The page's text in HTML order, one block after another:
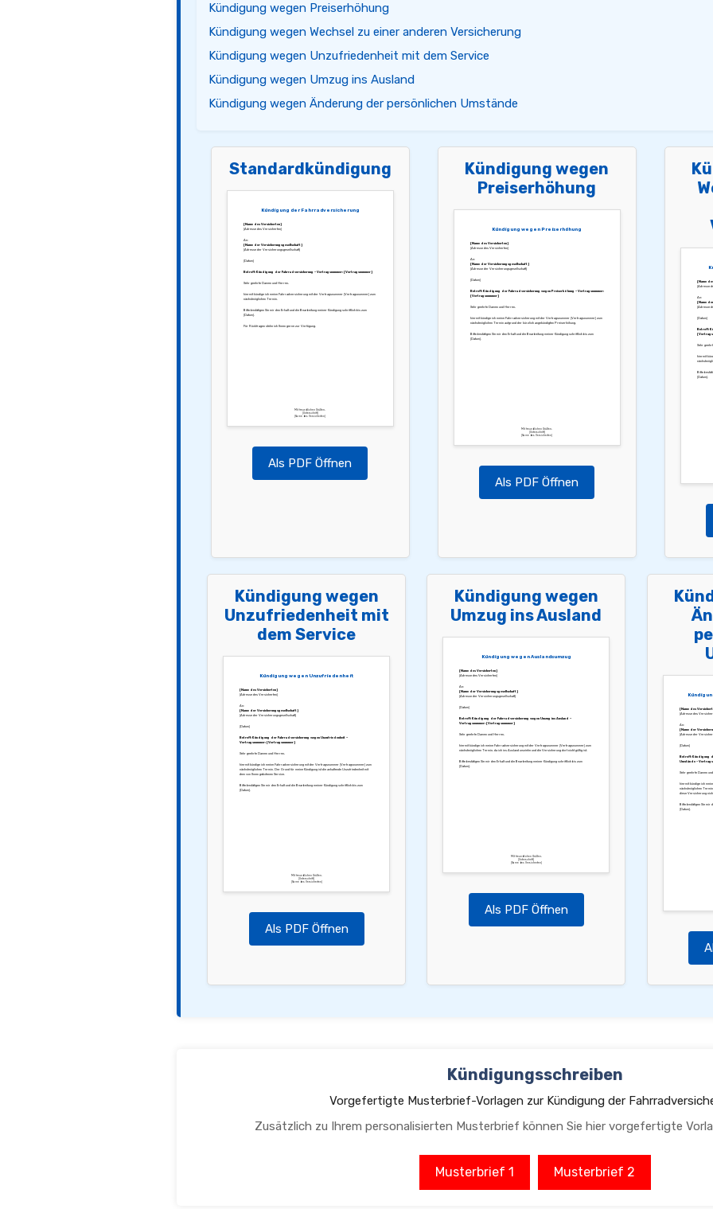
Kündigung wegen Preiserhöhung
Kündigung wegen Wechsel zu einer anderen Versicherung
Kündigung wegen Unzufriedenheit mit dem Service
Kündigung wegen Umzug ins Ausland
Kündigung wegen Änderung der persönlichen Umstände
Standardkündigung
Kündigung der Fahrradversicherung
[Name des Versicherten]
[Adresse des Versicherten]
An:
[Name der Versicherungsgesellschaft]
[Adresse der Versicherungsgesellschaft]
[Datum]
Betreff: Kündigung der Fahrradversicherung – Vertragsnummer: [Vertragsnummer]
Sehr geehrte Damen und Herren,
hiermit kündige ich meine Fahrradversicherung mit der Vertragsnummer [Vertragsnummer] zum
nächstmöglichen Termin.
Bitte bestätigen Sie mir den Erhalt und die Bearbeitung meiner Kündigung schriftlich bis zum
[Datum].
Für Rückfragen stehe ich Ihnen gerne zur Verfügung.
Mit freundlichen Grüßen,
[Unterschrift]
[Name des Versicherten]
Als PDF Öffnen
Kündigung wegen
Preiserhöhung
Kündigung wegen Preiserhöhung
[Name des Versicherten]
[Adresse des Versicherten]
An:
[Name der Versicherungsgesellschaft]
[Adresse der Versicherungsgesellschaft]
[Datum]
Betreff: Kündigung der Fahrradversicherung wegen Preiserhöhung – Vertragsnummer:
[Vertragsnummer]
Sehr geehrte Damen und Herren,
hiermit kündige ich meine Fahrradversicherung mit der Vertragsnummer [Vertragsnummer] zum
nächstmöglichen Termin aufgrund der kürzlich angekündigten Preiserhöhung.
Bitte bestätigen Sie mir den Erhalt und die Bearbeitung meiner Kündigung schriftlich bis zum
[Datum].
Mit freundlichen Grüßen,
[Unterschrift]
[Name des Versicherten]
Als PDF Öffnen
[Name
[Adresse
An:
[Name
[Adresse
[Datum]
Betreff:
Sehr
hiermit
Bitte
[Datum].
Kündigung wegen
Unzufriedenheit mit
dem Service
Kündigung wegen Unzufriedenheit
[Name des Versicherten]
[Adresse des Versicherten]
An:
[Name der Versicherungsgesellschaft]
[Adresse der Versicherungsgesellschaft]
[Datum]
Betreff: Kündigung der Fahrradversicherung wegen Unzufriedenheit –
Vertragsnummer: [Vertragsnummer]
Sehr geehrte Damen und Herren,
hiermit kündige ich meine Fahrradversicherung mit der Vertragsnummer [Vertragsnummer] zum
nächstmöglichen Termin. Der Grund für meine Kündigung ist die anhaltende Unzufriedenheit mit
dem von Ihnen gebotenen Service.
Bitte bestätigen Sie mir den Erhalt und die Bearbeitung meiner Kündigung schriftlich bis zum
[Datum].
Mit freundlichen Grüßen,
[Unterschrift]
[Name des Versicherten]
Als PDF Öffnen
Kündigung wegen
Umzug ins Ausland
Kündigung wegen Auslandsumzug
[Name des Versicherten]
[Adresse des Versicherten]
An:
[Name der Versicherungsgesellschaft]
[Adresse der Versicherungsgesellschaft]
[Datum]
Betreff: Kündigung der Fahrradversicherung wegen Umzug ins Ausland –
Vertragsnummer: [Vertragsnummer]
Sehr geehrte Damen und Herren,
hiermit kündige ich meine Fahrradversicherung mit der Vertragsnummer [Vertragsnummer] zum
nächstmöglichen Termin, da ich ins Ausland umziehe und die Versicherung dort nicht gültig ist.
Bitte bestätigen Sie mir den Erhalt und die Bearbeitung meiner Kündigung schriftlich bis zum
[Datum].
Mit freundlichen Grüßen,
[Unterschrift]
[Name des Versicherten]
Als PDF Öffnen
[Name des
[Adresse des
An:
[Name der
[Adresse der
[Datum]
Betreff: Kündigung
Umstände –
Sehr geehrte Damen
hiermit kündige ich
nächstmöglichen
diese Versicherung
Bitte bestätigen Sie mir
[Datum].
Kündigungsschreiben
Vorgefertigte Musterbrief-Vorlagen zur Kündigung der
Zusätzlich zu Ihrem personalisierten Musterbrief können Sie hier vorgefertigte
Musterbrief 1 Musterbrief 2